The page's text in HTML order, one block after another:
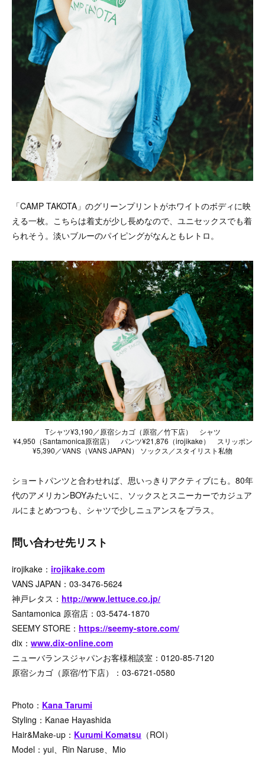
「CAMP TAKOTA」のグリーンプリントがホワイトのボディに映
える一枚。こちらは着丈が少し長めなので、ユニセックスでも着
られそう。淡いブルーのパイピングがなんともレトロ。
Tシャツ¥3,190／原宿シカゴ（原宿／竹下店） シャツ
¥4,950（Santamonica原宿店） パンツ¥21,876（irojikake） スリッポン
¥5,390／VANS（VANS JAPAN） ソックス／スタイリスト私物
ショートパンツと合わせれば、思いっきりアクティブにも。80年
代のアメリカンBOYみたいに、ソックスとスニーカーでカジュア
ルにまとめつつも、シャツで少しニュアンスをプラス。
問い合わせ先リスト
irojikake： irojikake.com
VANS JAPAN：03-3476-5624
神戸レタス： http://www.lettuce.co.jp/
Santamonica 原宿店：03-5474-1870
SEEMY STORE： https://seemy-store.com/
dix： www.dix-online.com
ニューバランスジャパンお客様相談室：0120-85-7120
原宿シカゴ（原宿/竹下店）：03-6721-0580
Photo： Kana Tarumi
Styling：Kanae Hayashida
Hair&Make-up： Kurumi Komatsu （ROI）
Model：yui、Rin Naruse、Mio